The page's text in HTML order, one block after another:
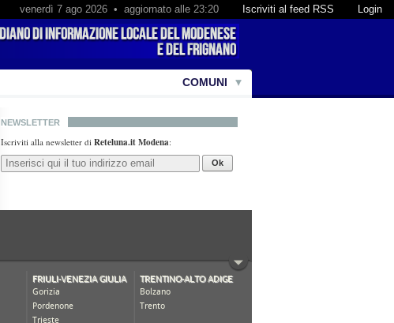
Login
Iscriviti al feed RSS
venerdì 7 ago 2026 • aggiornato alle 23:20
COMUNI
NEWSLETTER
Iscriviti alla newsletter di Reteluna.it Modena:
Ok